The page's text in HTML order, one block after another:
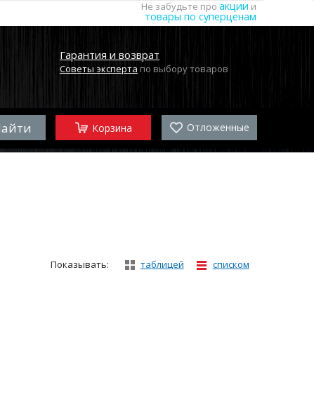
Не забудьте про акции и
товары по суперценам
Гарантия и возврат
Советы эксперта по выбору товаров
Корзина Отложенные
Показывать: таблицей списком